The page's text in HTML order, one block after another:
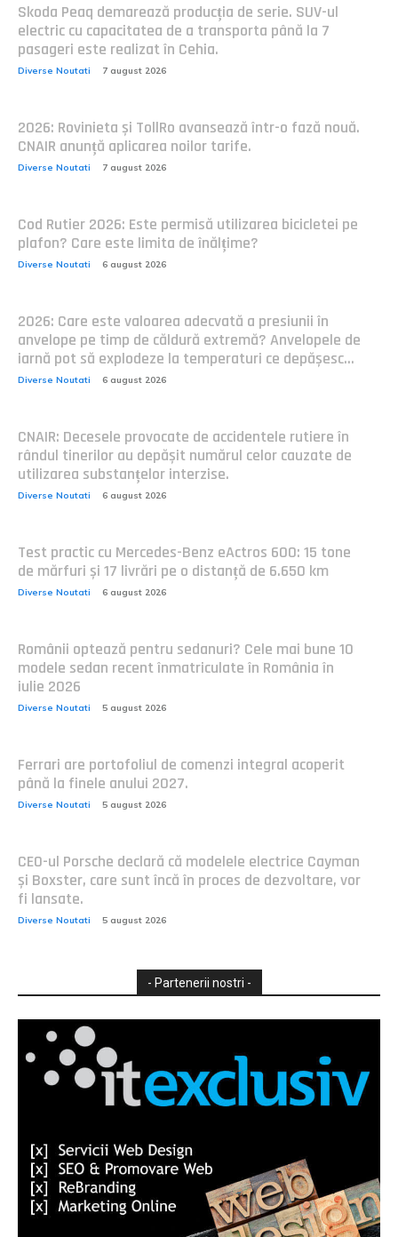
Skoda Peaq demarează producția de serie. SUV-ul
electric cu capacitatea de a transporta până la 7
pasageri este realizat în Cehia.
Diverse Noutati 7 august 2026
2026: Rovinieta și TollRo avansează într-o fază nouă.
CNAIR anunță aplicarea noilor tarife.
Diverse Noutati 7 august 2026
Cod Rutier 2026: Este permisă utilizarea bicicletei pe
plafon? Care este limita de înălțime?
Diverse Noutati 6 august 2026
2026: Care este valoarea adecvată a presiunii în
anvelope pe timp de căldură extremă? Anvelopele de
iarnă pot să explodeze la temperaturi ce depășesc...
Diverse Noutati 6 august 2026
CNAIR: Decesele provocate de accidentele rutiere în
rândul tinerilor au depășit numărul celor cauzate de
utilizarea substanțelor interzise.
Diverse Noutati 6 august 2026
Test practic cu Mercedes-Benz eActros 600: 15 tone
de mărfuri și 17 livrări pe o distanță de 6.650 km
Diverse Noutati 6 august 2026
Românii optează pentru sedanuri? Cele mai bune 10
modele sedan recent înmatriculate în România în
iulie 2026
Diverse Noutati 5 august 2026
Ferrari are portofoliul de comenzi integral acoperit
până la finele anului 2027.
Diverse Noutati 5 august 2026
CEO-ul Porsche declară că modelele electrice Cayman
și Boxster, care sunt încă în proces de dezvoltare, vor
fi lansate.
Diverse Noutati 5 august 2026
- Partenerii nostri -